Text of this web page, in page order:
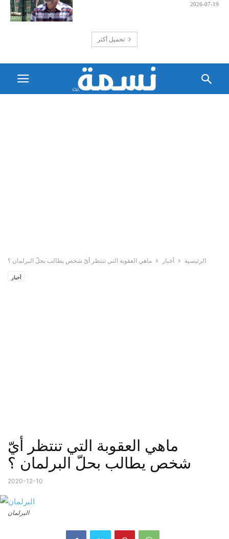
2026-07-19
تحميل أكثر